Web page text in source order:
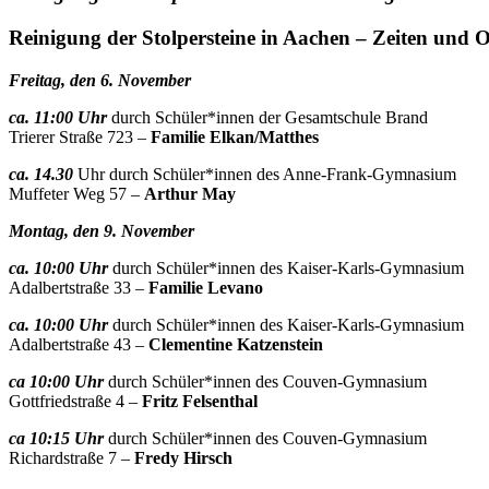
Reinigung der Stolpersteine in Aachen – Zeiten und
Freitag, den 6. November
ca. 11:00 Uhrdurch Schüler*innen der Gesamtschule Brand
Trierer Straße 723 – Familie Elkan/Matthes
ca. 14.30 Uhr durch Schüler*innen des Anne-Frank-Gymnasium
Muffeter Weg 57 – Arthur May
Montag, den 9. November
ca. 10:00 Uhrdurch Schüler*innen des Kaiser-Karls-Gymnasium
Adalbertstraße 33 – Familie Levano
ca. 10:00 Uhrdurch Schüler*innen des Kaiser-Karls-Gymnasium
Adalbertstraße 43 – Clementine Katzenstein
ca 10:00 Uhrdurch Schüler*innen des Couven-Gymnasium
Gottfriedstraße 4 – Fritz Felsenthal
ca 10:15 Uhrdurch Schüler*innen des Couven-Gymnasium
Richardstraße 7 – Fredy Hirsch